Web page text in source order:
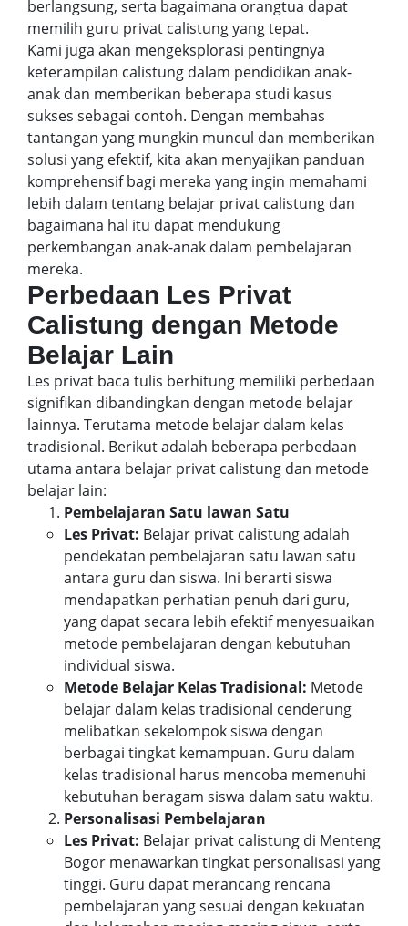
berlangsung, serta bagaimana orangtua dapat
memilih guru privat calistung yang tepat.
Kami juga akan mengeksplorasi pentingnya
keterampilan calistung dalam pendidikan anak-
anak dan memberikan beberapa studi kasus
sukses sebagai contoh. Dengan membahas
tantangan yang mungkin muncul dan memberikan
solusi yang efektif, kita akan menyajikan panduan
komprehensif bagi mereka yang ingin memahami
lebih dalam tentang belajar privat calistung dan
bagaimana hal itu dapat mendukung
perkembangan anak-anak dalam pembelajaran
mereka.
Perbedaan Les Privat
Calistung dengan Metode
Belajar Lain
Les privat baca tulis berhitung memiliki perbedaan
signifikan dibandingkan dengan metode belajar
lainnya. Terutama metode belajar dalam kelas
tradisional. Berikut adalah beberapa perbedaan
utama antara belajar privat calistung dan metode
belajar lain:
Pembelajaran Satu lawan Satu
Les Privat: Belajar privat calistung adalah
pendekatan pembelajaran satu lawan satu
antara guru dan siswa. Ini berarti siswa
mendapatkan perhatian penuh dari guru,
yang dapat secara lebih efektif menyesuaikan
metode pembelajaran dengan kebutuhan
individual siswa.
Metode Belajar Kelas Tradisional: Metode
belajar dalam kelas tradisional cenderung
melibatkan sekelompok siswa dengan
berbagai tingkat kemampuan. Guru dalam
kelas tradisional harus mencoba memenuhi
kebutuhan beragam siswa dalam satu waktu.
Personalisasi Pembelajaran
Les Privat: Belajar privat calistung di Menteng
Bogor menawarkan tingkat personalisasi yang
tinggi. Guru dapat merancang rencana
pembelajaran yang sesuai dengan kekuatan